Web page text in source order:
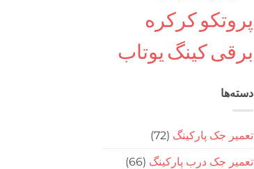
پروتکوکرکره
برقیکینگ یوتاب
دسته‌ها
تعمیر جک پارکینگ (72)
تعمیر جک درب پارکینگ (66)